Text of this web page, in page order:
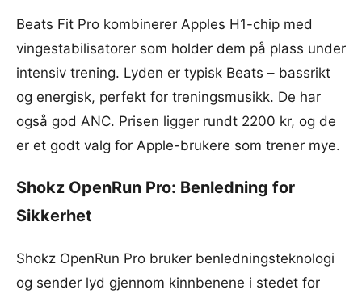
Beats Fit Pro kombinerer Apples H1-chip med
vingestabilisatorer som holder dem på plass under
intensiv trening. Lyden er typisk Beats – bassrikt
og energisk, perfekt for treningsmusikk. De har
også god ANC. Prisen ligger rundt 2200 kr, og de
er et godt valg for Apple-brukere som trener mye.
Shokz OpenRun Pro: Benledning for
Sikkerhet
Shokz OpenRun Pro bruker benledningsteknologi
og sender lyd gjennom kinnbenene i stedet for